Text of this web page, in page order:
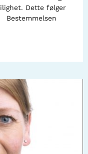
Dette følger
Bestemmelsen